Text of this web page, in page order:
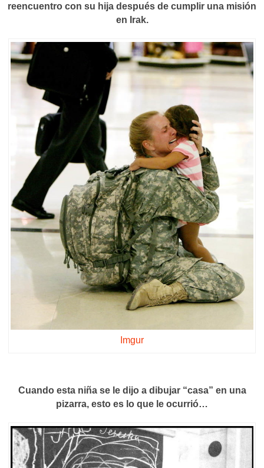
reencuentro con su hija después de cumplir una misión
en Irak.
Imgur
Cuando esta niña se le dijo a dibujar “casa” en una
pizarra, esto es lo que le ocurrió…